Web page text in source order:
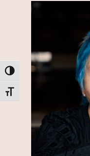
Alternar alto contraste
Alternar tamaño de letra